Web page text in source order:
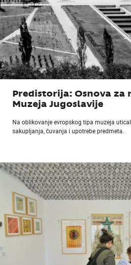
Predistorija: Osnova za
Muzeja Jugoslavije
Na oblikovanje evropskog tipa muzeja
sakupljanja, čuvanja i upotrebe predmeta.